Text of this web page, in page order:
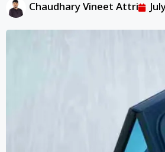
Chaudhary Vineet Attri